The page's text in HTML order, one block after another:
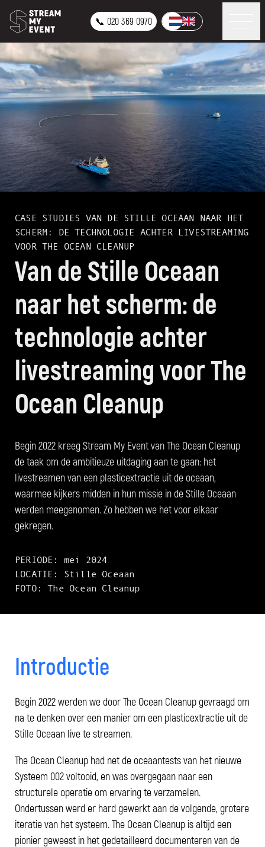
📞 020 369 0970
CASE STUDIES VAN DE STILLE OCEAAN NAAR HET
SCHERM: DE TECHNOLOGIE ACHTER LIVESTREAMING
VOOR THE OCEAN CLEANUP
Van de Stille Oceaan
naar het scherm: de
technologie achter
livestreaming voor The
Ocean Cleanup
Begin 2022 kreeg Stream My Event van The Ocean Cleanup
de taak om de ambitieuze uitdaging aan te gaan: het
livestreamen van een plasticextractie uit de oceaan,
waarmee kijkers midden in hun missie in de Stille Oceaan
werden meegenomen. Zo hebben we het voor elkaar
gekregen.
PERIODE: mei 2024
LOCATIE: Stille Oceaan
FOTO: The Ocean Cleanup
Introductie
Begin 2022 werden we door The Ocean Cleanup gevraagd om
na te denken over een manier om een plasticextractie uit de
Stille Oceaan live te streamen.
The Ocean Cleanup had net de oceaantests van het nieuwe
Systeem 002 voltooid, en was overgegaan naar een
structurele operatie om ervaring te verzamelen.
Ondertussen werd er hard gewerkt aan de volgende, grotere
iteratie van het systeem. The Ocean Cleanup is altijd een
pionier geweest in het gedetailleerd documenteren van de